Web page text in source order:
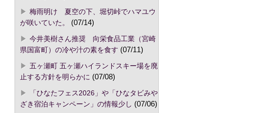
梅雨明け 夏空の下、堀切峠でハマユウ
が咲いていた。
(07/14)
今井美樹さん推奨 向栄食品工業（宮崎
県国富町）の冷や汁の素を食す (07/11)
五ヶ瀬町 五ヶ瀬ハイランドスキー場を廃
止する方針を明らかに (07/08)
「ひなたフェス2026」や「ひなタビみや
ざき宿泊キャンペーン」の情報少し (07/06)